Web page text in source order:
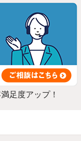
足度アップ！